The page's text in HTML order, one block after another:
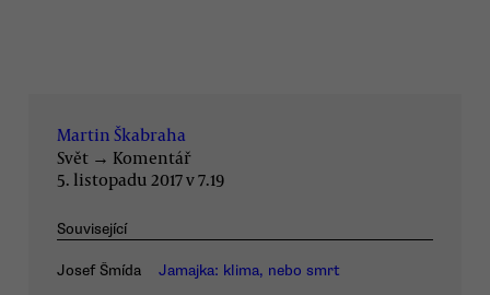
Martin Škabraha
Svět → Komentář
5. listopadu 2017 v 7.19
Související
Josef Šmída Jamajka: klima, nebo smrt